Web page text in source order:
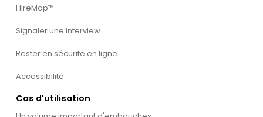
HireMap™
Signaler une interview
Rester en sécurité en ligne
Accessibilité
Cas d'utilisation